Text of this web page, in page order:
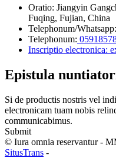
Oratio: Jiangyin
Fuqing, Fujian, China
Telephonum/Whatsapp:
Telephonum:
Inscriptio electronica:
Epistula
Si de productis nostris vel
electronicam tuam nobis
communicabimus.
Submit
© Iura omnia reservantur -
SitusTrans -